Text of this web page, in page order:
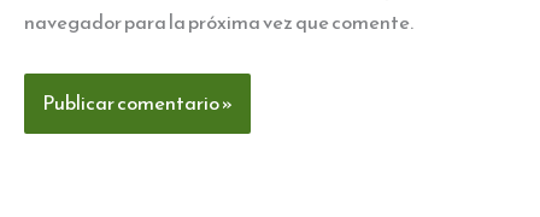
navegador para la próxima vez que comente.